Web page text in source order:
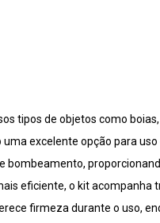
tipos de objetos como
excelente opção para
bombeamento,
eficiente, o kit
firmeza durante o uso,